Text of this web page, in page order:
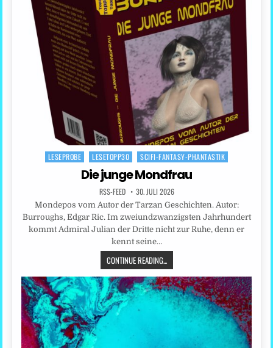
Posted
LESEPROBE LESETOPP30 SCIFI-FANTASY-PHANTASTIK
Die junge Mondfrau
RSS-FEED 30. JULI 2026
Mondepos vom Autor der Tarzan Geschichten. Autor:
Burroughs, Edgar Ric. Im zweiundzwanzigsten Jahrhundert
kommt Admiral Julian der Dritte nicht zur Ruhe, denn er
kennt seine…
CONTINUE READING...